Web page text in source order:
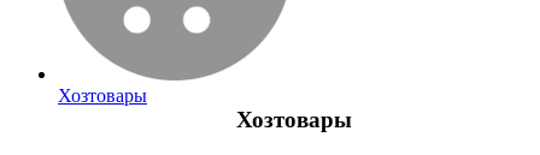
Хозтовары
Хозтовары